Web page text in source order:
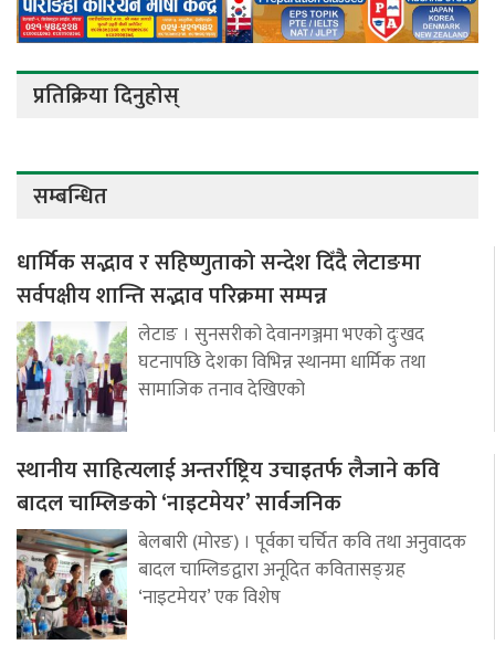
प्रतिक्रिया दिनुहोस्
सम्बन्धित
धार्मिक सद्भाव र सहिष्णुताको सन्देश दिँदै लेटाङमा
सर्वपक्षीय शान्ति सद्भाव परिक्रमा सम्पन्न
लेटाङ । सुनसरीको देवानगञ्जमा भएको दुःखद
घटनापछि देशका विभिन्न स्थानमा धार्मिक तथा
सामाजिक तनाव देखिएको
स्थानीय साहित्यलाई अन्तर्राष्ट्रिय उचाइतर्फ लैजाने कवि
बादल चाम्लिङको ‘नाइटमेयर’ सार्वजनिक
बेलबारी (मोरङ) । पूर्वका चर्चित कवि तथा अनुवादक
बादल चाम्लिङद्वारा अनूदित कवितासङ्ग्रह
‘नाइटमेयर’ एक विशेष